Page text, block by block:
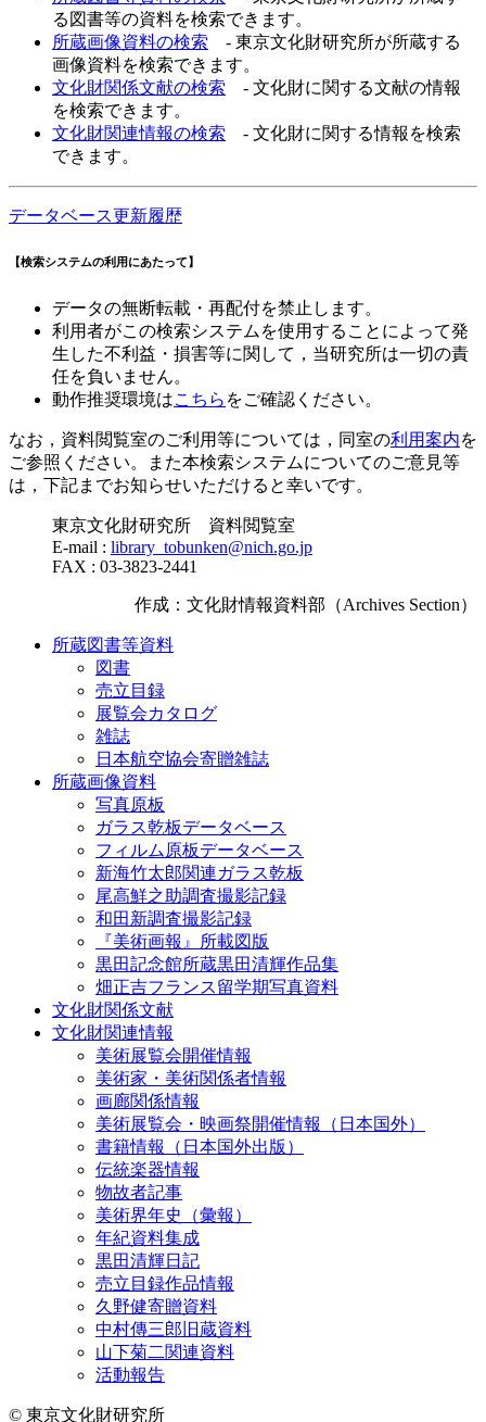
る図書等の資料を検索できます。
所蔵画像資料の検索 - 東京文化財研究所が所蔵する
画像資料を検索できます。
文化財関係文献の検索 - 文化財に関する文献の情報
を検索できます。
文化財関連情報の検索 - 文化財に関する情報を検索
できます。
データベース更新履歴
【検索システムの利用にあたって】
データの無断転載・再配付を禁止します。
利用者がこの検索システムを使用することによって発
生した不利益・損害等に関して，当研究所は一切の責
任を負いません。
動作推奨環境はこちら をご確認ください。
なお，資料閲覧室のご利用等については，同室の利用案内を
ご参照ください。また本検索システムについてのご意見等
は，下記までお知らせいただけると幸いです。
東京文化財研究所 資料閲覧室
E-mail : library_tobunken@nich.go.jp
FAX : 03-3823-2441
作成：文化財情報資料部（Archives Section）
所蔵図書等資料
図書
売立目録
展覧会カタログ
雑誌
日本航空協会寄贈雑誌
所蔵画像資料
写真原板
ガラス乾板データベース
フィルム原板データベース
新海竹太郎関連ガラス乾板
尾高鮮之助調査撮影記録
和田新調査撮影記録
『美術画報』所載図版
黒田記念館所蔵黒田清輝作品集
畑正吉フランス留学期写真資料
文化財関係文献
文化財関連情報
美術展覧会開催情報
美術家・美術関係者情報
画廊関係情報
美術展覧会・映画祭開催情報（日本国外）
書籍情報（日本国外出版）
伝統楽器情報
物故者記事
美術界年史（彙報）
年紀資料集成
黒田清輝日記
売立目録作品情報
久野健寄贈資料
中村傳三郎旧蔵資料
山下菊二関連資料
活動報告
© 東京文化財研究所